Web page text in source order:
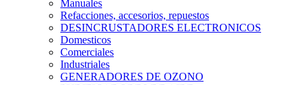
Manuales
Refacciones, accesorios, repuestos
DESINCRUSTADORES ELECTRONICOS
Domesticos
Comerciales
Industriales
GENERADORES DE OZONO